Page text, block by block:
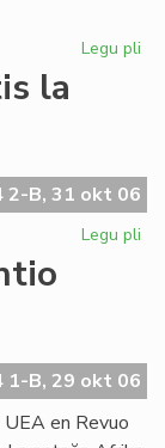
Legu pli
la
2-B, 31 okt 06
Legu pli
1-B, 29 okt 06
en Revuo